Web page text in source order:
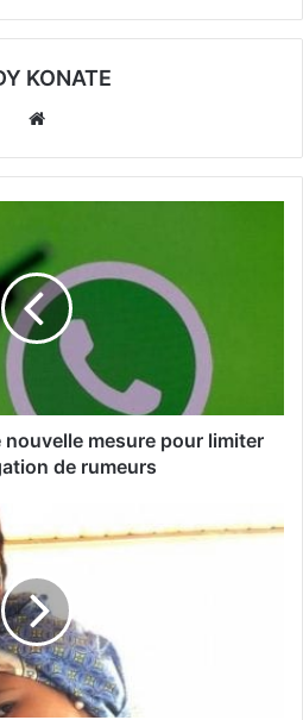
KONATE
mesure pour limiter
de rumeurs